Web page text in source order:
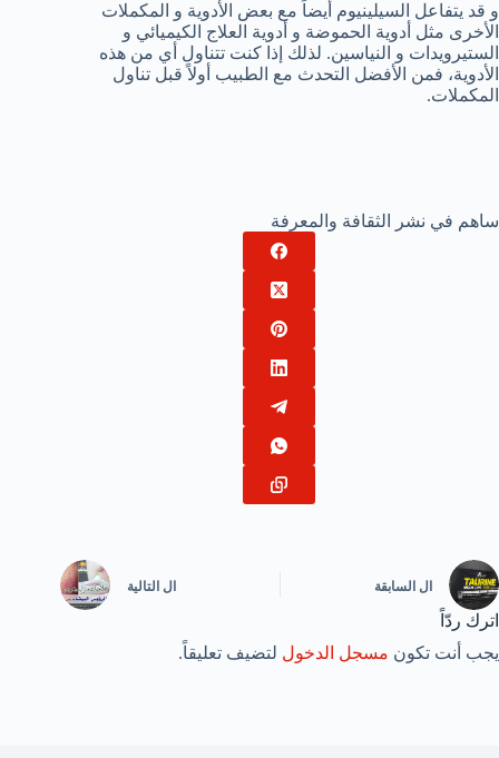
و قد يتفاعل السيلينيوم أيضاً مع بعض الأدوية و المكملات
الأخرى مثل أدوية الحموضة و أدوية العلاج الكيميائي و
الستيرويدات و النياسين. لذلك إذا كنت تتناول أي من هذه
الأدوية، فمن الأفضل التحدث مع الطبيب أولاً قبل تناول
المكملات.
ساهم في نشر الثقافة والمعرفة
ال السابقة ال التالية
اترك ردّاً
يجب أنت تكون مسجل الدخول لتضيف تعليقاً.